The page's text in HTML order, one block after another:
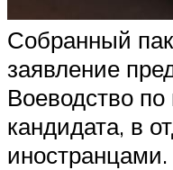
Собранный
заявление
Воеводство
кандидата, в
иностранцами.